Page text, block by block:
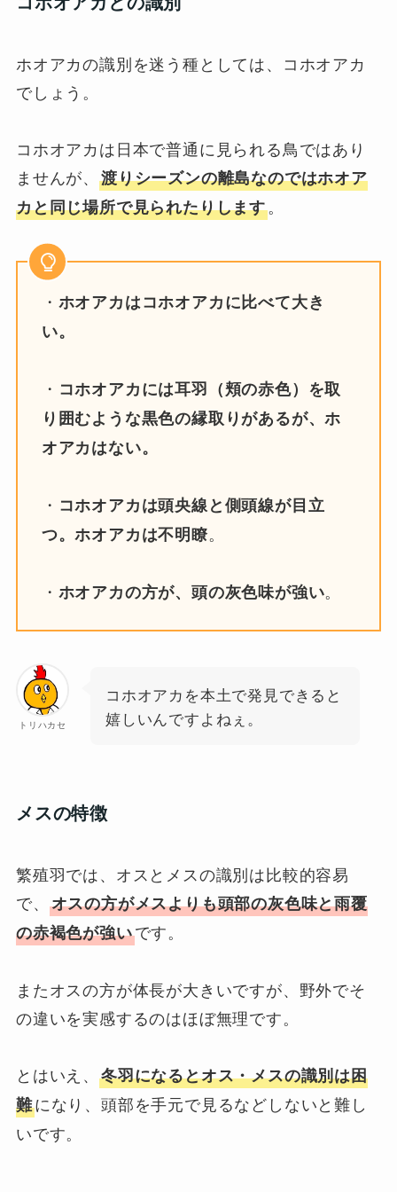
ホオアカの識別を迷う種としては、コホオアカ
でしょう。
コホオアカは日本で普通に見られる鳥ではあり
ませんが、 渡りシーズンの離島なのではホオア
カと同じ場所で見られたりします。
・ ホオアカはコホオアカに比べて大き
い。
・ コホオアカには耳羽（頬の赤色）を取
り囲むような黒色の縁取りがあるが、ホ
オアカはない。
・ コホオアカは頭央線と側頭線が目立
つ。ホオアカは不明瞭。
・ ホオアカの方が、頭の灰色味が強い。
トリハカセ
コホオアカを本土で発見できると
嬉しいんですよねぇ。
メスの特徴
繁殖羽では、オスとメスの識別は比較的容易
で、 オスの方がメスよりも頭部の灰色味と雨覆
の赤褐色が強いです。
またオスの方が体長が大きいですが、野外でそ
の違いを実感するのはほぼ無理です。
とはいえ、 冬羽になるとオス・メスの識別は困
難になり、頭部を手元で見るなどしないと難し
いです。